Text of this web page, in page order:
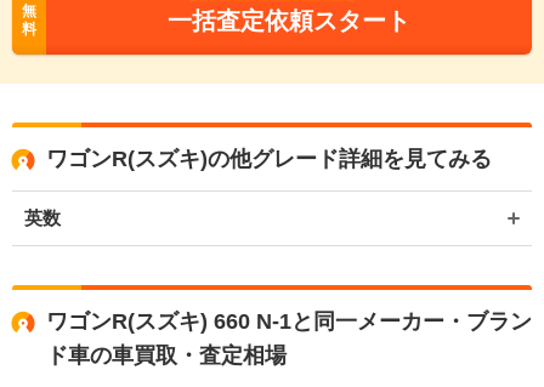
無
料
一括査定依頼スタート
ワゴンR(スズキ)の他グレード詳細を見てみる
英数
ワゴンR(スズキ) 660 N-1と同一メーカー・ブラン
ド車の車買取・査定相場